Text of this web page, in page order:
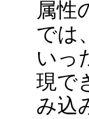
属性
では
いっ
現で
み込